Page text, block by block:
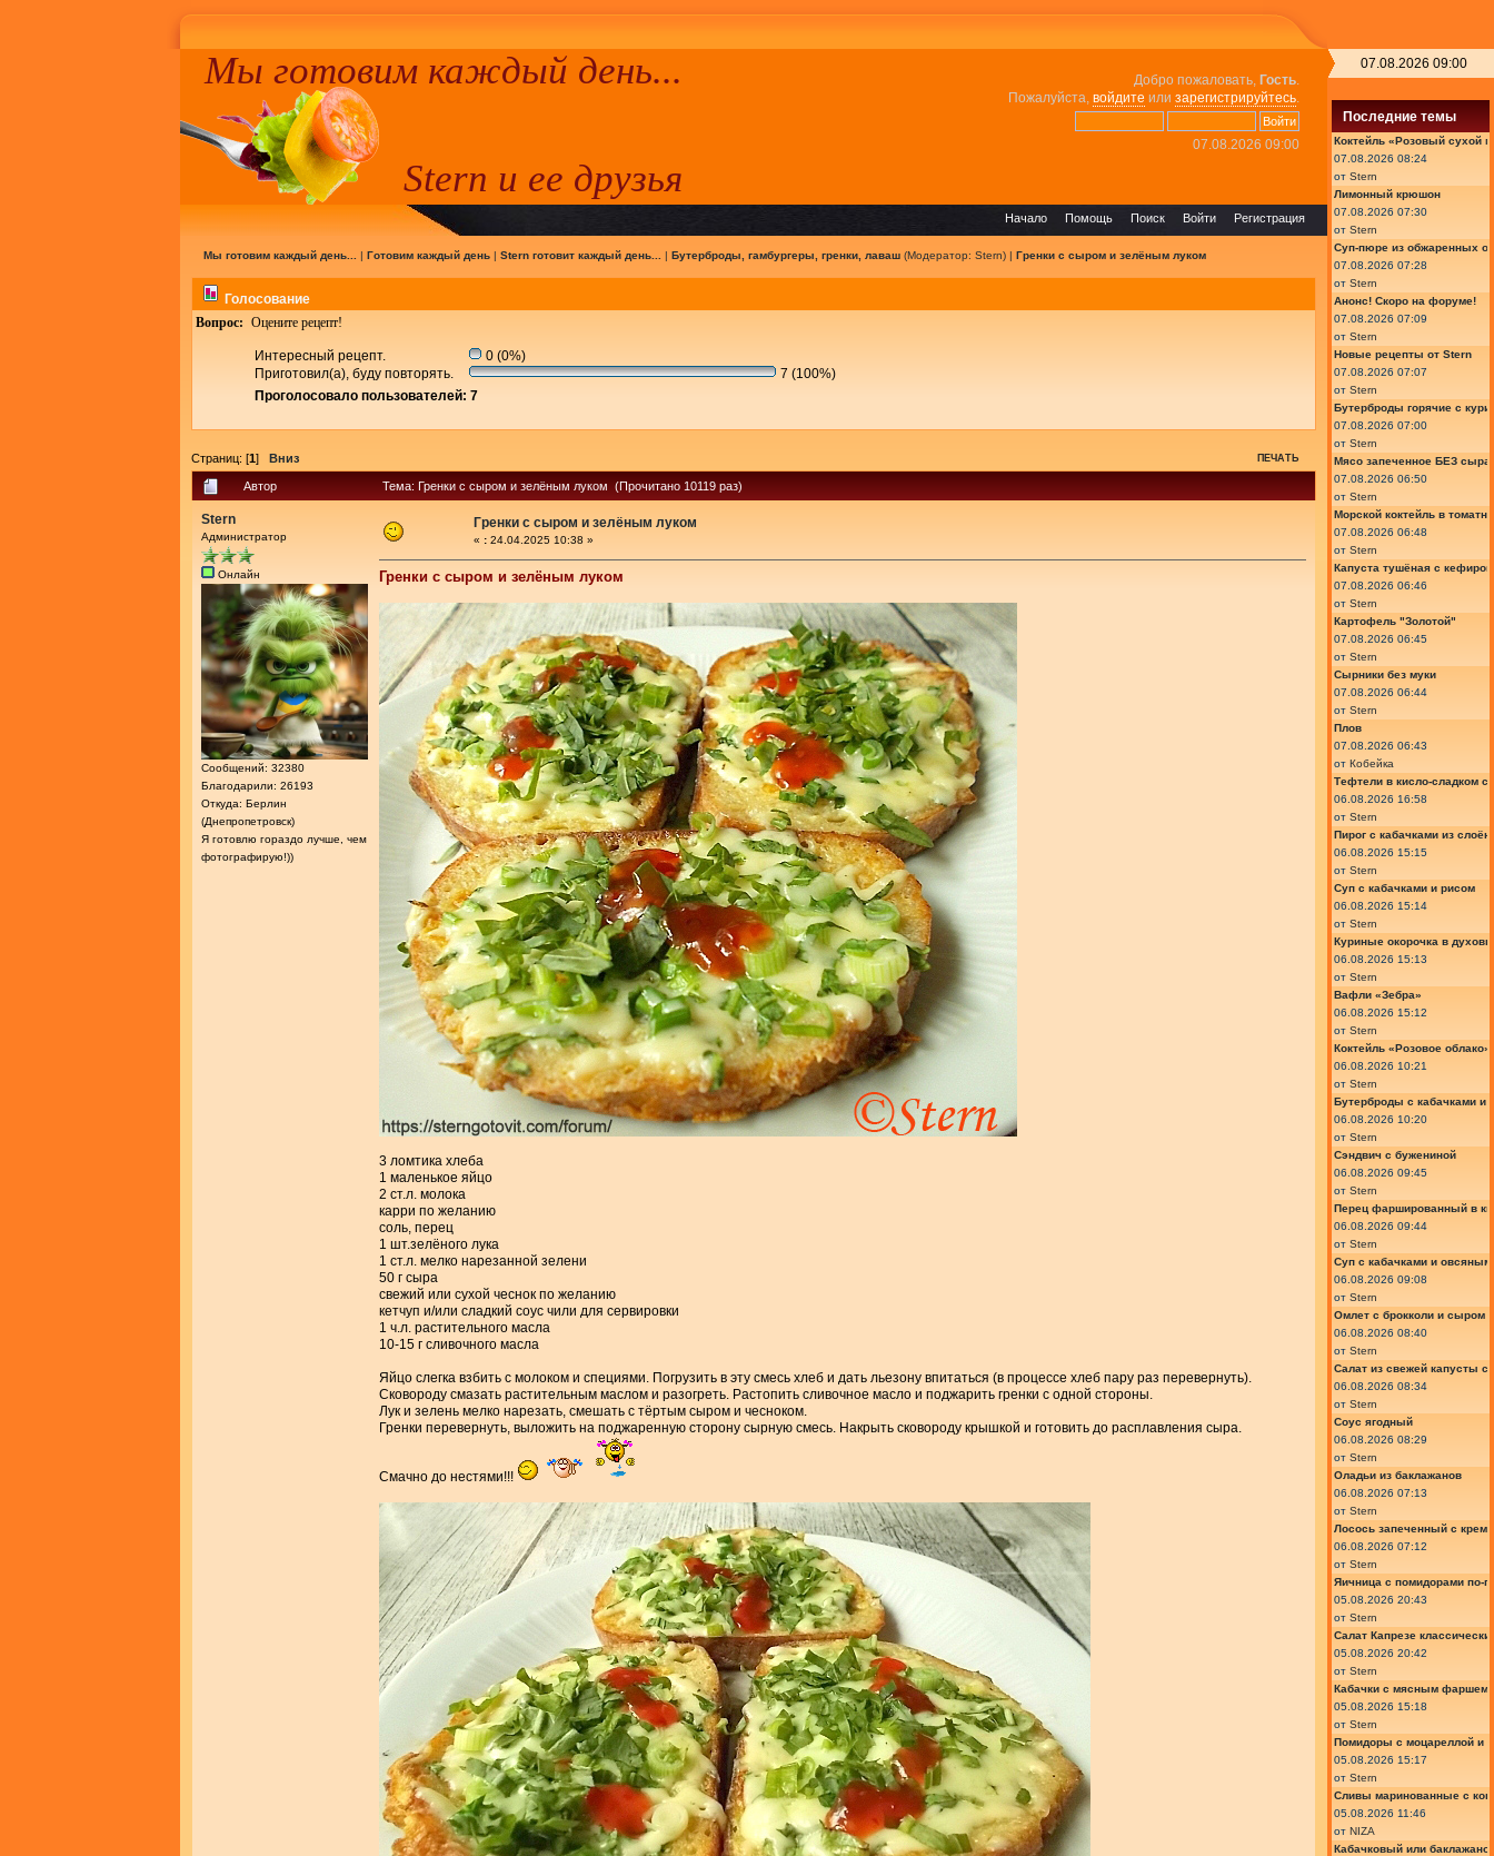
Добро пожаловать, Гость.
Пожалуйста, войдите или зарегистрируйтесь.
07.08.2026 09:00
Мы готовим каждый день...
Stern и ее друзья
Регистрация
Войти
Поиск
Помощь
Начало
Мы готовим каждый день... | Готовим каждый день| Stern готовит каждый день... | Бутерброды, гамбургеры, гренки, лаваш(Модератор: Stern) | Гренки с сыром и зелёным луком
Голосование
Вопрос: Оцените рецепт!
Интересный рецепт.
0 (0%)
Приготовил(а), буду повторять.
7 (100%)
Проголосовало пользователей: 7
Страниц: [1] Вниз ПЕЧАТЬ
Автор Тема: Гренки с сыром и зелёным луком (Прочитано 10119 раз)
Stern
Администратор
Онлайн
Сообщений: 32380
Благодарили: 26193
Откуда: Берлин
(Днепропетровск)
Я готовлю гораздо лучше, чем
фотографирую!))
Гренки с сыром и зелёным луком
« : 24.04.2025 10:38 »
Гренки с сыром и зелёным луком
3 ломтика хлеба
1 маленькое яйцо
2 ст.л. молока
карри по желанию
соль, перец
1 шт.зелёного лука
1 ст.л. мелко нарезанной зелени
50 г сыра
свежий или сухой чеснок по желанию
кетчуп и/или сладкий соус чили для сервировки
1 ч.л. растительного масла
10-15 г сливочного масла
Яйцо слегка взбить с молоком и специями. Погрузить в эту смесь хлеб и дать льезону впитаться (в процессе хлеб пару раз перевернуть).
Сковороду смазать растительным маслом и разогреть. Растопить сливочное масло и поджарить гренки с одной стороны.
Лук и зелень мелко нарезать, смешать с тёртым сыром и чесноком.
Гренки перевернуть, выложить на поджаренную сторону сырную смесь. Накрыть сковороду крышкой и готовить до расплавления сыра.
Смачно до нестями!!!
07.08.2026 09:00
Последние темы
Коктейль «Розовый сухой
07.08.2026 08:24
от Stern
Лимонный крюшон
07.08.2026 07:30
от Stern
Суп-пюре из обжаренных
07.08.2026 07:28
от Stern
Анонс! Скоро на форуме!
07.08.2026 07:09
от Stern
Новые рецепты от Stern
07.08.2026 07:07
от Stern
Бутерброды горячие с
07.08.2026 07:00
от Stern
Мясо запеченное БЕЗ сыра
07.08.2026 06:50
от Stern
Морской коктейль в
07.08.2026 06:48
от Stern
Капуста тушёная с кефиром
07.08.2026 06:46
от Stern
Картофель "Золотой"
07.08.2026 06:45
от Stern
Сырники без муки
07.08.2026 06:44
от Stern
Плов
07.08.2026 06:43
от Кобейка
Тефтели в кисло-сладком
06.08.2026 16:58
от Stern
Пирог с кабачками из
06.08.2026 15:15
от Stern
Суп с кабачками и рисом
06.08.2026 15:14
от Stern
Куриные окорочка в
06.08.2026 15:13
от Stern
Вафли «Зебра»
06.08.2026 15:12
от Stern
Коктейль «Розовое
06.08.2026 10:21
от Stern
Бутерброды с кабачками и
06.08.2026 10:20
от Stern
Сэндвич с бужениной
06.08.2026 09:45
от Stern
Перец фаршированный в
06.08.2026 09:44
от Stern
Суп с кабачками и
06.08.2026 09:08
от Stern
Омлет с брокколи и сыром
06.08.2026 08:40
от Stern
Салат из свежей капусты
06.08.2026 08:34
от Stern
Соус ягодный
06.08.2026 08:29
от Stern
Оладьи из баклажанов
06.08.2026 07:13
от Stern
Лосось запеченный с
06.08.2026 07:12
от Stern
Яичница с помидорами по-
05.08.2026 20:43
от Stern
Салат Капрезе
05.08.2026 20:42
от Stern
Кабачки с мясным фаршем
05.08.2026 15:18
от Stern
Помидоры с моцареллой и
05.08.2026 15:17
от Stern
Сливы маринованные с
05.08.2026 11:46
от NIZA
Кабачковый или